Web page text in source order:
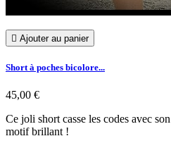
 Ajouter au panier
Short à poches bicolore...
45,00 €
Ce joli short casse les codes avec
motif brillant !